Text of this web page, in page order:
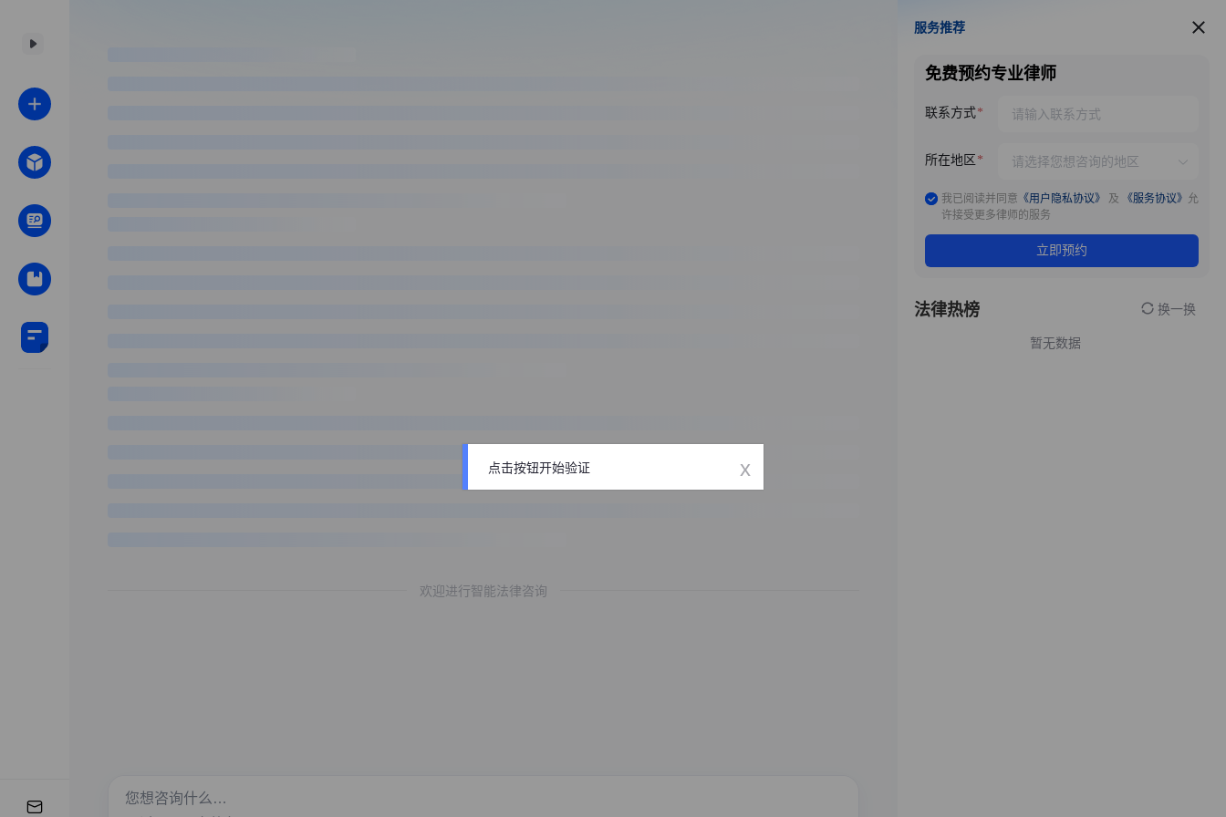
欢迎进行智能法律咨询
服务推荐
服务推荐
免费预约专业律师
联系方式
所在地区
我已阅读并同意 《用户隐私协议》 及 《服务协议》 允
许接受更多律师的服务
立即预约
法律热榜 换一换
暂无数据
点击按钮开始验证 x